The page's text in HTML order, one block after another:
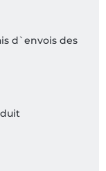
d`envois des